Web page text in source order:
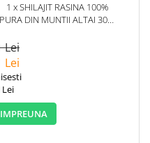
1 x SHILAJIT RASINA 100%
PURA DIN MUNTII ALTAI 30G.
Lei
Lei
Lei